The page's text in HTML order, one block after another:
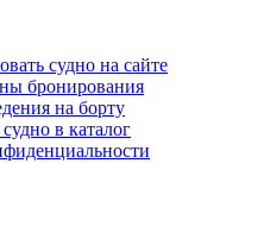
судно на сайте
бронирования
на борту
в каталог